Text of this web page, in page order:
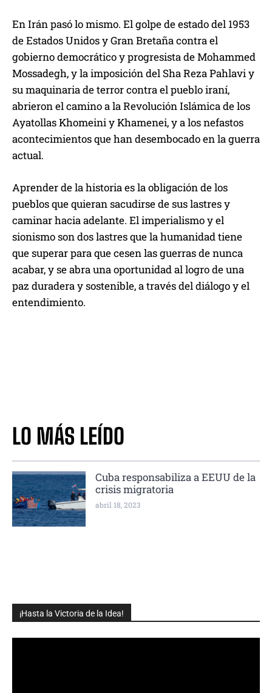
¡Hasta la Victoria de la Idea!
En Irán pasó lo mismo. El golpe de estado del 1953
de Estados Unidos y Gran Bretaña contra el
gobierno democrático y progresista de Mohammed
Mossadegh, y la imposición del Sha Reza Pahlavi y
su maquinaria de terror contra el pueblo iraní,
abrieron el camino a la Revolución Islámica de los
Ayatollas Khomeini y Khamenei, y a los nefastos
acontecimientos que han desembocado en la guerra
actual.
Aprender de la historia es la obligación de los
pueblos que quieran sacudirse de sus lastres y
caminar hacia adelante. El imperialismo y el
sionismo son dos lastres que la humanidad tiene
que superar para que cesen las guerras de nunca
acabar, y se abra una oportunidad al logro de una
paz duradera y sostenible, a través del diálogo y el
entendimiento.
LO MÁS LEÍDO
Cuba responsabiliza a EEUU de la
crisis migratoria
abril 18, 2023